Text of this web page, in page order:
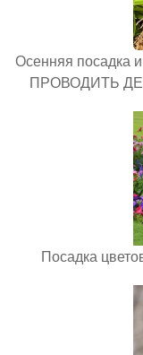
Осенняя посадка
ПРОВОДИТЬ
Посадка